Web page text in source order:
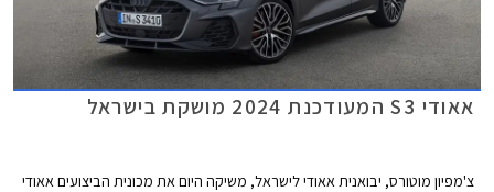
אאודי S3 המעודכנת 2024 מושקת בישראל
צ'מפיון מוטורס, יבואנית אאודי לישראל, משיקה היום את מכונית הביצועים אאודי